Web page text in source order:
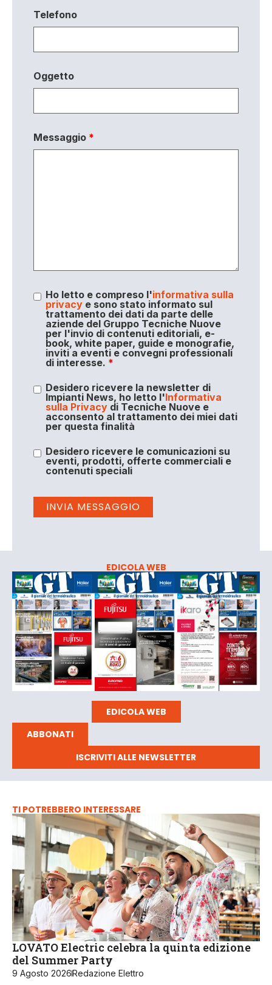
Telefono
Oggetto
Messaggio *
Ho letto e compreso l'informativa sulla
privacye sono stato informato sul
trattamento dei dati da parte delle
aziende del Gruppo Tecniche Nuove
per l'invio di contenuti editoriali, e-
book, white paper, guide e monografie,
inviti a eventi e convegni professionali
di interesse. *
Desidero ricevere la newsletter di
Impianti News, ho letto l'Informativa
sulla Privacydi Tecniche Nuove e
acconsento al trattamento dei miei dati
per questa finalità
Desidero ricevere le comunicazioni su
eventi, prodotti, offerte commerciali e
contenuti speciali
EDICOLA WEB
EDICOLA WEB
ABBONATI
ISCRIVITI ALLE NEWSLETTER
TI POTREBBERO INTERESSARE
LOVATO Electric celebra la quinta edizione
del Summer Party
9 Agosto 2026Redazione Elettro